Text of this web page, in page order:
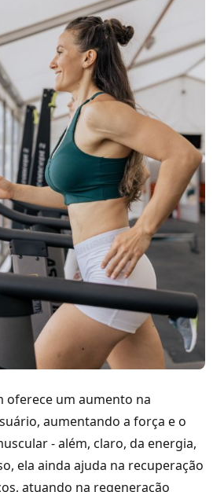
oferece um aumento na
aumentando a força e o
- além, claro, da energia,
ela ainda ajuda na recuperação
atuando na regeneração